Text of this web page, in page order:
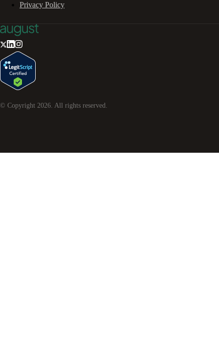
Privacy Policy
© Copyright 2026 . All rights reserved.